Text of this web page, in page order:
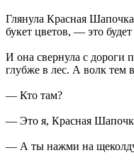
Глянула Красная
букет цветов, — это
И она свернула с дороги
глубже в лес. А волк тем
— Кто там?
— Это я, Красная
— А ты нажми на